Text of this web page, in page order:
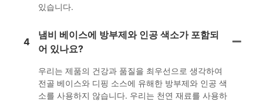
있습니다.
4
냄비 베이스에 방부제와 인공 색소가 포함되
어 있나요?
우리는 제품의 건강과 품질을 최우선으로 생각하여
전골 베이스와 디핑 소스에 유해한 방부제와 인공 색
소를 사용하지 않습니다. 우리는 천연 재료를 사용하